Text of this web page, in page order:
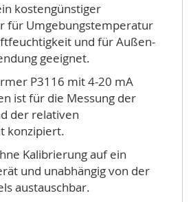
kostengünstiger
für Umgebungstemperatur
und für Außen-
geeignet.
P3116 mit 4-20 mA
ist für die Messung der
der relativen
konzipiert.
Kalibrierung auf ein
und unabhängig von der
austauschbar.